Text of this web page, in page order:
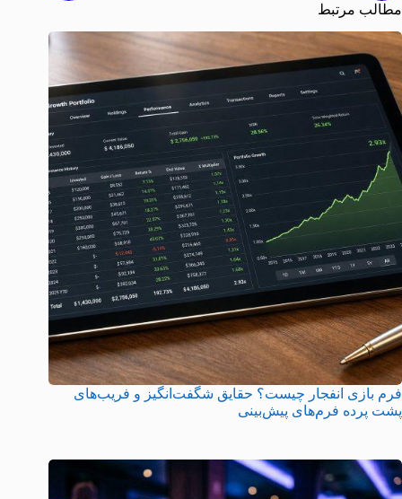
مطالب مرتبط
فرم بازی انفجار چیست؟ حقایق شگفت‌انگیز و فریب‌های
پشت پرده فرم‌های پیش‌بینی